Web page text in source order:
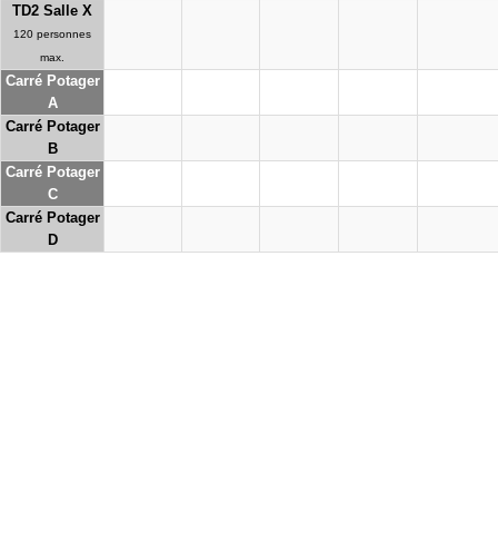
TD2 Salle X
120 personnes
max.
Carré Potager
A
Carré Potager
B
Carré Potager
C
Carré Potager
D